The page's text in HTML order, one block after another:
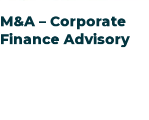
M&A – Corporate
Finance Advisory